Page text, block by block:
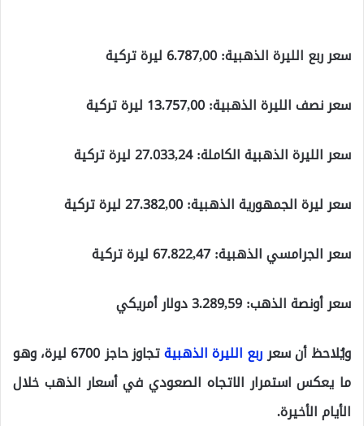
سعر ربع الليرة الذهبية: 6.787,00 ليرة تركية
سعر نصف الليرة الذهبية: 13.757,00 ليرة تركية
سعر الليرة الذهبية الكاملة: 27.033,24 ليرة تركية
سعر ليرة الجمهورية الذهبية: 27.382,00 ليرة تركية
سعر الجرامسي الذهبية: 67.822,47 ليرة تركية
سعر أونصة الذهب: 3.289,59 دولار أمريكي
ويُلاحظ أن سعرربع الليرة الذهبية
تجاوز حاجز 6700 ليرة، وهو
ما يعكس استمرار الاتجاه الصعودي في أسعار الذهب خلال
الأيام الأخيرة.